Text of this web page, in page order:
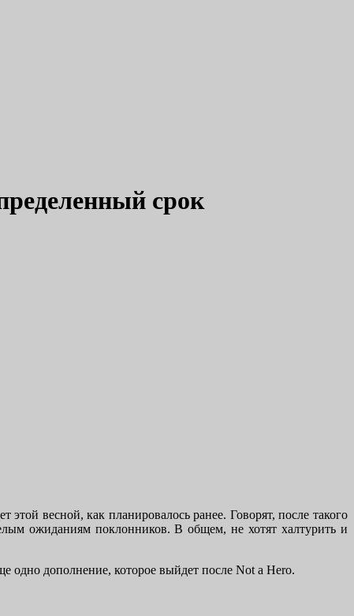
срок
весной, как планировалось ранее. Говорят, после такого
ожиданиям поклонников. В общем, не хотят халтурить и
одно дополнение, которое выйдет после Not a Hero.